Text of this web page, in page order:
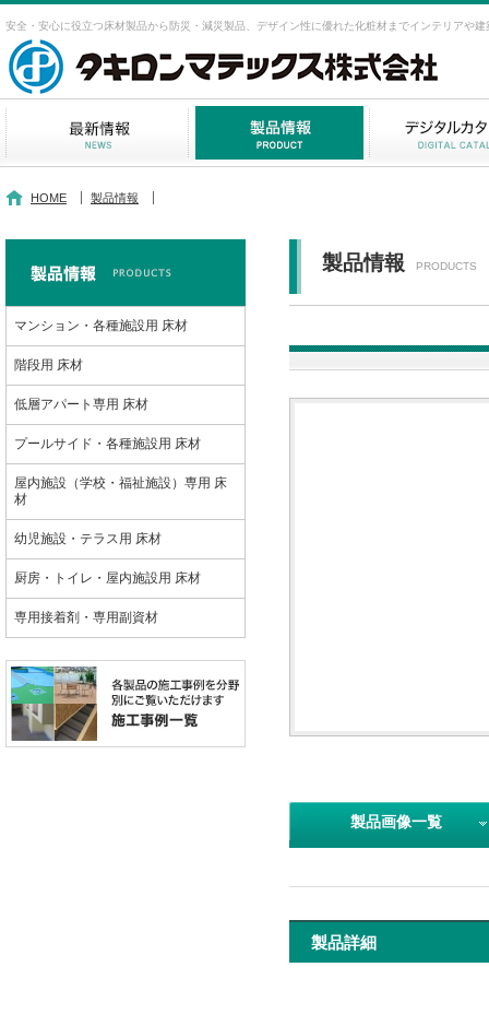
安全・安心に役立つ床材製品から防災・減災製品、デザイン性に優れた化粧材までインテリアや
HOME 製品情報
製品情報 PRODUCTS
製品画像一覧
製品詳細
マンション・各種施設用 床材
階段用 床材
低層アパート専用 床材
プールサイド・各種施設用 床材
屋内施設（学校・福祉施設）専用 床
材
幼児施設・テラス用 床材
厨房・トイレ・屋内施設用 床材
専用接着剤・専用副資材